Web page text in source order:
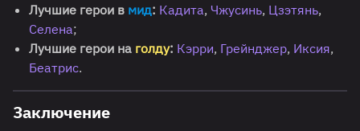
Лучшие герои в мид: Кадита, Чжусинь, Цзэтянь,
Селена;
Лучшие герои на голду: Кэрри, Грейнджер, Иксия,
Беатрис.
Заключение